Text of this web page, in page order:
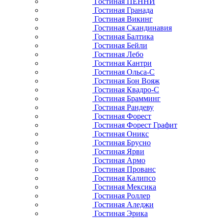
Гостиная Гранада
Гостиная Викинг
Гостиная Скандинавия
Гостиная Балтика
Гостиная Бейли
Гостиная Лебо
Гостиная Кантри
Гостиная Ольса-С
Гостиная Бон Вояж
Гостиная Квадро-С
Гостиная Брамминг
Гостиная Рандеву
Гостиная Форест
Гостиная Форест Графит
Гостиная Оникс
Гостиная Брусно
Гостиная Ярви
Гостиная Армо
Гостиная Прованс
Гостиная Калипсо
Гостиная Мексика
Гостиная Роллер
Гостиная Аледжи
Гостиная Эрика